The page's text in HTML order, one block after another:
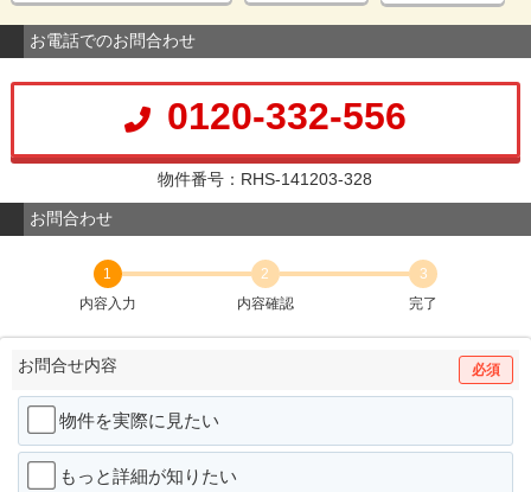
お電話でのお問合わせ
0120-332-556
物件番号：RHS-141203-328
お問合わせ
1
内容入力
2
内容確認
3
完了
お問合せ内容 必須
物件を実際に見たい
もっと詳細が知りたい